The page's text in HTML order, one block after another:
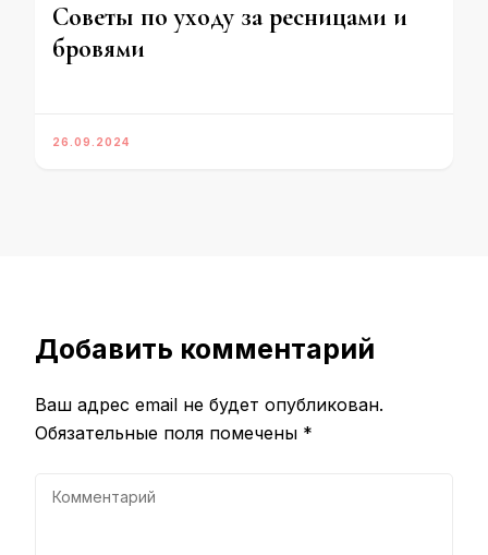
Советы по уходу за ресницами и
бровями
26.09.2024
Добавить комментарий
Ваш адрес email не будет опубликован.
Обязательные поля помечены *